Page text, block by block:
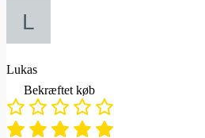
Lukas
Bekræftet køb